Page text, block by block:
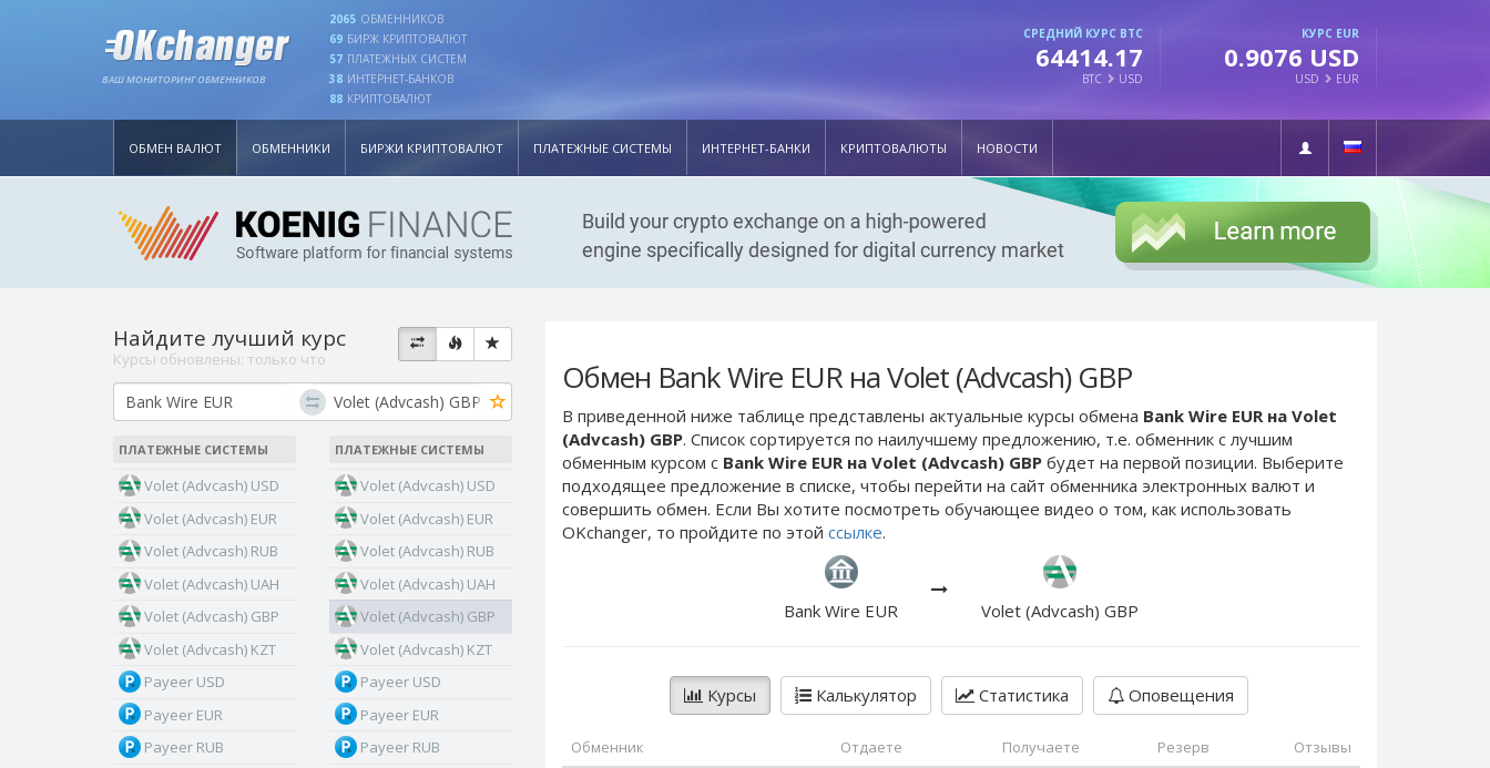
ВАШ МОНИТОРИНГ ОБМЕННИКОВ
2065 ОБМЕННИКОВ
69 БИРЖ КРИПТОВАЛЮТ
57 ПЛАТЕЖНЫХ СИСТЕМ
38 ИНТЕРНЕТ-БАНКОВ
88 КРИПТОВАЛЮТ
СРЕДНИЙ КУРС BTC
64414.17
BTC USD
КУРС EUR
0.9076 USD
USD EUR
ОБМЕН ВАЛЮТ ОБМЕННИКИ БИРЖИ КРИПТОВАЛЮТ ПЛАТЕЖНЫЕ СИСТЕМЫ ИНТЕРНЕТ-БАНКИ КРИПТОВАЛЮТЫ НОВОСТИ
Обмен Bank Wire EUR на Volet (Advcash) GBP
В приведенной ниже таблице представлены актуальные курсы обмена Bank Wire EUR на Volet
(Advcash) GBP. Список сортируется по наилучшему предложению, т.е. обменник с лучшим
обменным курсом с Bank Wire EUR на Volet (Advcash) GBP будет на первой позиции. Выберите
подходящее предложение в списке, чтобы перейти на сайт обменника электронных валют и
совершить обмен. Если Вы хотите посмотреть обучающее видео о том, как использовать
OKchanger, то пройдите по этой ссылке.
Bank Wire EUR Volet (Advcash) GBP
Курсы Калькулятор Статистика Оповещения
Обменник Отдаете Получаете Резерв Отзывы
Найдите лучший курс
Курсы обновлены: только что
ПЛАТЕЖНЫЕ СИСТЕМЫ
Volet (Advcash) USD
Volet (Advcash) EUR
Volet (Advcash) RUB
Volet (Advcash) UAH
Volet (Advcash) GBP
Volet (Advcash) KZT
Payeer USD
Payeer EUR
Payeer RUB
ПЛАТЕЖНЫЕ СИСТЕМЫ
Volet (Advcash) USD
Volet (Advcash) EUR
Volet (Advcash) RUB
Volet (Advcash) UAH
Volet (Advcash) GBP
Volet (Advcash) KZT
Payeer USD
Payeer EUR
Payeer RUB